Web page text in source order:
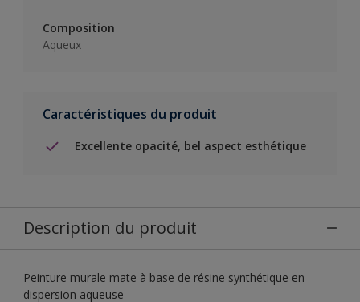
Composition
Aqueux
Caractéristiques du produit
Excellente opacité, bel aspect esthétique
Description du produit
Peinture murale mate à base de résine synthétique en
dispersion aqueuse